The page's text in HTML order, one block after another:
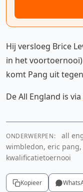
Hij versloeg Brice
in het voortoernooi)
komt Pang uit
De All England is via
ONDERWERPEN:
all
wimbledon, eric
kwalificatietoernooi
Kopieer